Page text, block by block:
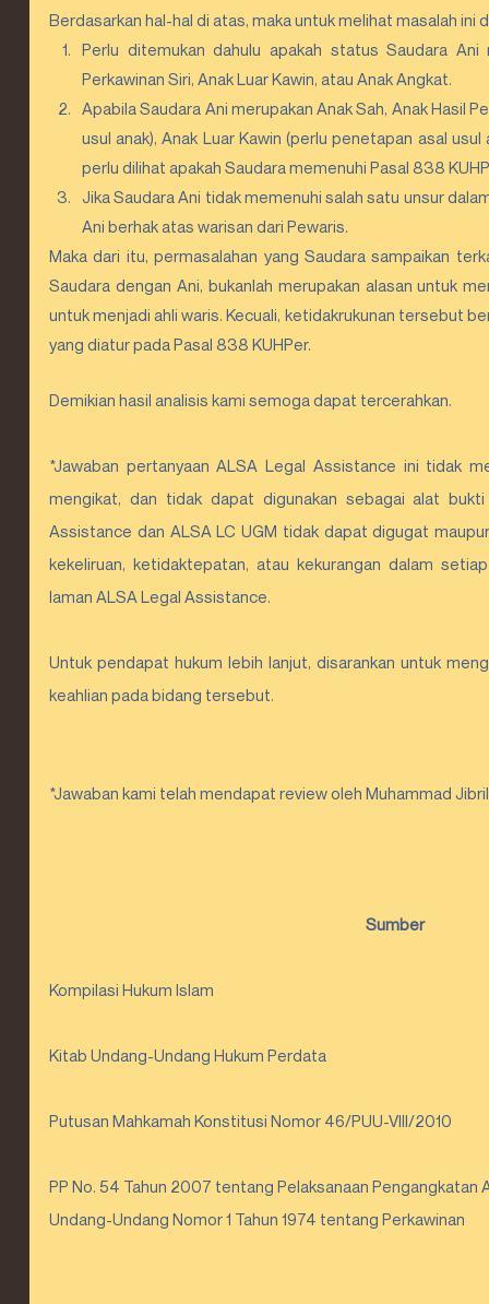
Berdasarkan hal-hal di atas, maka untuk melihat masalah ini
Perlu ditemukan dahulu apakah status Saudara Ani
Perkawinan Siri, Anak Luar Kawin, atau Anak Angkat.
Apabila Saudara Ani merupakan Anak Sah, Anak Hasil
usul anak), Anak Luar Kawin (perlu penetapan asal
perlu dilihat apakah Saudara memenuhi Pasal 838
Jika Saudara Ani tidak memenuhi salah satu unsur
Ani berhak atas warisan dari Pewaris.
Maka dari itu, permasalahan yang Saudara sampaikan
Saudara dengan Ani, bukanlah merupakan alasan untuk
untuk menjadi ahli waris. Kecuali, ketidakrukunan tersebut
yang diatur pada Pasal 838 KUHPer.
Demikian hasil analisis kami semoga dapat tercerahkan.
*Jawaban pertanyaan ALSA Legal Assistance ini tidak
mengikat, dan tidak dapat digunakan sebagai alat
Assistance dan ALSA LC UGM tidak dapat digugat
kekeliruan, ketidaktepatan, atau kekurangan dalam
laman ALSA Legal Assistance.
Untuk pendapat hukum lebih lanjut, disarankan untuk
keahlian pada bidang tersebut.
*Jawaban kami telah mendapat review oleh Muhammad
Sumber
Kompilasi Hukum Islam
Kitab Undang-Undang Hukum Perdata
Putusan Mahkamah Konstitusi Nomor 46/PUU-VIII/2010
PP No. 54 Tahun 2007 tentang Pelaksanaan Pengangkatan
Undang-Undang Nomor 1 Tahun 1974 tentang Perkawinan